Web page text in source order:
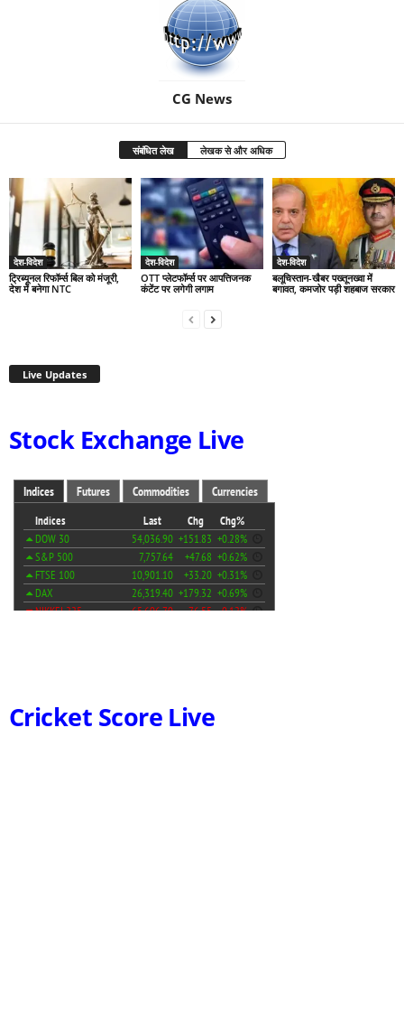
CG News
संबंधित लेख लेखक से और अधिक
देश-विदेश
ट्रिब्यूनल रिफॉर्म्स बिल को मंजूरी,
देश में बनेगा NTC
देश-विदेश
OTT प्लेटफॉर्म्स पर आपत्तिजनक
कंटेंट पर लगेगी लगाम
देश-विदेश
बलूचिस्तान-खैबर पख्तूनख्वा में
बगावत, कमजोर पड़ी शहबाज सरकार
Live Updates
Stock Exchange Live
Cricket Score Live